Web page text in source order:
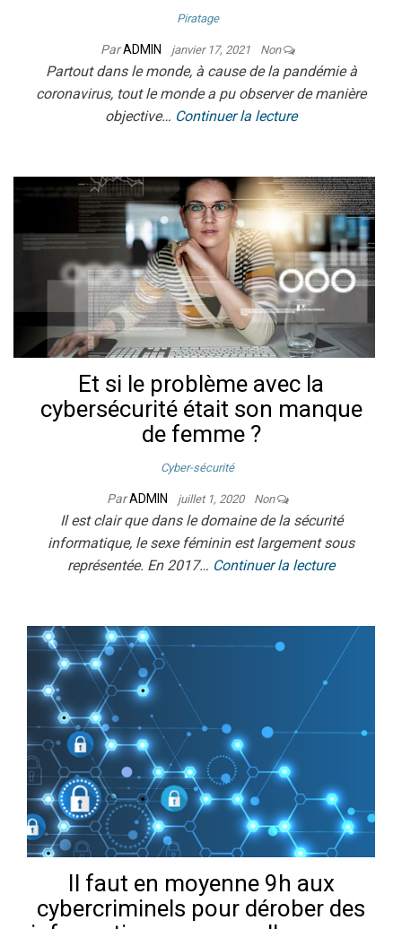
Piratage
ParADMIN janvier 17, 2021 Non
Partout dans le monde, à cause de la pandémie à
coronavirus, tout le monde a pu observer de manière
objective… Continuer la lecture
Et si le problème avec la
cybersécurité était son manque
de femme ?
Cyber-sécurité
ParADMIN juillet 1, 2020 Non
Il est clair que dans le domaine de la sécurité
informatique, le sexe féminin est largement sous
représentée. En 2017… Continuer la lecture
Il faut en moyenne 9h aux
cybercriminels pour dérober des